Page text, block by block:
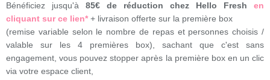
Bénéficiez jusqu'à 85€ de réduction chez Hello Fresh
en
cliquant sur ce lien* + livraison offerte sur la première box
(remise variable selon le nombre de repas et personnes choisis /
valable sur les 4 premières box), sachant que c'est sans
engagement, vous pouvez stopper après la première box en un clic
via votre espace client,